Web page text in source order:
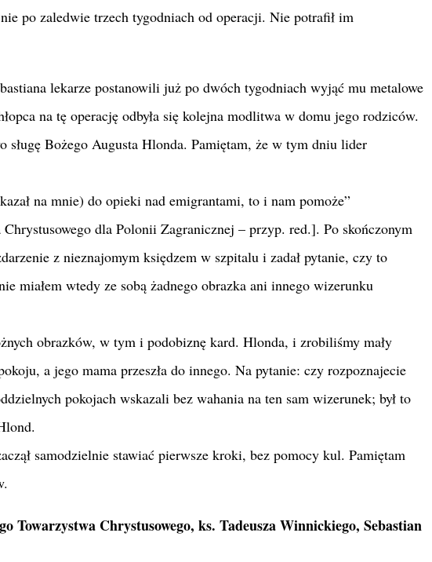
po zaledwie trzech tygodniach od operacji. Nie potrafił im
lekarze postanowili już po dwóch tygodniach wyjąć mu metalowe
na tę operację odbyła się kolejna modlitwa w domu jego rodziców.
Bożego Augusta Hlonda. Pamiętam, że w tym dniu lider
na mnie) do opieki nad emigrantami, to i nam pomoże”
dla Polonii Zagranicznej – przyp. red.]. Po skończonym
z nieznajomym księdzem w szpitalu i zadał pytanie, czy to
miałem wtedy ze sobą żadnego obrazka ani innego wizerunku
obrazków, w tym i podobiznę kard. Hlonda, i zrobiliśmy mały
a jego mama przeszła do innego. Na pytanie: czy rozpoznajecie
pokojach wskazali bez wahania na ten sam wizerunek; był to
samodzielnie stawiać pierwsze kroki, bez pomocy kul. Pamiętam
Towarzystwa Chrystusowego, ks. Tadeusza Winnickiego, Sebastian